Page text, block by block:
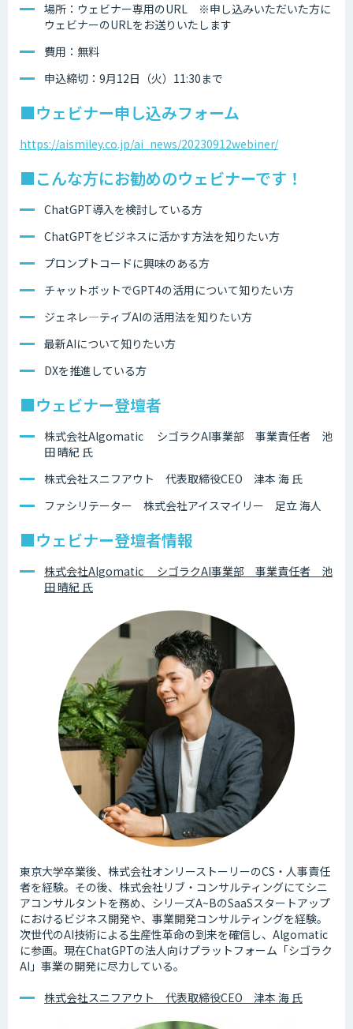
場所：ウェビナー専用のURL ※申し込みいただいた方に
ウェビナーのURLをお送りいたします
費用：無料
申込締切：9月12日（火）11:30まで
■ウェビナー申し込みフォーム
https://aismiley.co.jp/ai_news/20230912webiner/
■こんな方にお勧めのウェビナーです！
ChatGPT導入を検討している方
ChatGPTをビジネスに活かす方法を知りたい方
プロンプトコードに興味のある方
チャットボットでGPT4の活用について知りたい方
ジェネレ―ティブAIの活用法を知りたい方
最新AIについて知りたい方
DXを推進している方
■ウェビナー登壇者
株式会社Algomatic シゴラクAI事業部 事業責任者 池
田 晴紀 氏
株式会社スニフアウト 代表取締役CEO 津本 海 氏
ファシリテーター 株式会社アイスマイリー 足立 海人
■ウェビナー登壇者情報
株式会社Algomatic シゴラクAI事業部 事業責任者 池
田 晴紀 氏
東京大学卒業後、株式会社オンリーストーリーのCS・人事責任
者を経験。その後、株式会社リブ・コンサルティングにてシニ
アコンサルタントを務め、シリーズA~BのSaaSスタートアップ
におけるビジネス開発や、事業開発コンサルティングを経験。
次世代のAI技術による生産性革命の到来を確信し、Algomatic
に参画。現在ChatGPTの法人向けプラットフォーム「シゴラク
AI」事業の開発に尽力している。
株式会社スニフアウト 代表取締役CEO 津本 海 氏